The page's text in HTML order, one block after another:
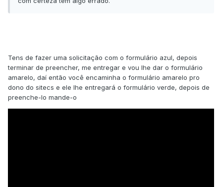
Tens de fazer uma solicitação com o formulário azul, depois
terminar de preencher, me entregar e vou lhe dar o formulário
amarelo, daí então você encaminha o formulário amarelo pro
dono do sitecs e ele lhe entregará o formulário verde, depois de
preenche-lo mande-o